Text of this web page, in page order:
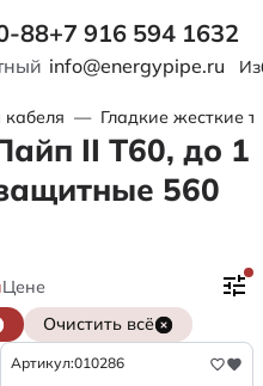
88+7 916 594 1632
info@energypipe.ru
— Гладкие жесткие
II Т60, до 1
560
Цене
Очистить всё
Артикул:010286